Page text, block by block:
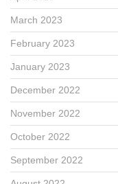
March 2023
February 2023
January 2023
December 2022
November 2022
October 2022
September 2022